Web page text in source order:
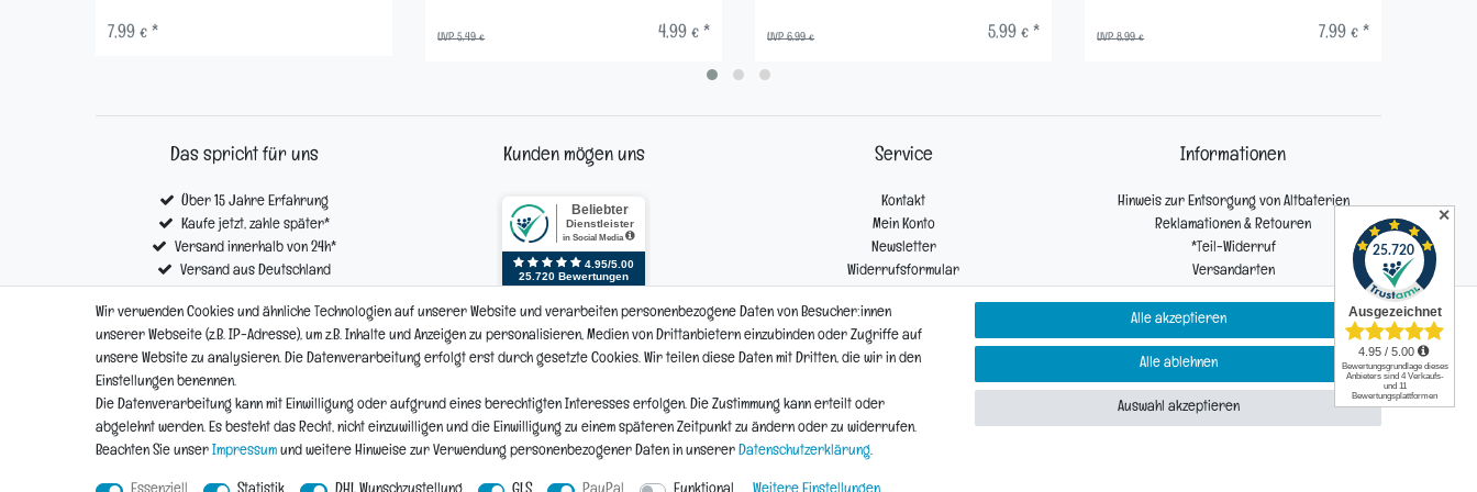
7,99 € * UVP 5,49 € 4,99 € * UVP 6,99 € 5,99 € * UVP 8,99 € 7,99 € *
Das spricht für uns
Über 15 Jahre Erfahrung
Kaufe jetzt, zahle später*
Versand innerhalb von 24h*
Versand aus Deutschland
Kunden mögen uns Service
Kontakt
Mein Konto
Newsletter
Widerrufsformular
Informationen
Hinweis zur Entsorgung von Altbaterien
Reklamationen & Retouren
*Teil-Widerruf
Versandarten
© Copyright 2026 | Alle Rechte vorbehalten.
Wir verwenden Cookies und ähnliche Technologien auf unserer Website und verarbeiten personenbezogene Daten von Besucher:innen
unserer Webseite (z.B. IP-Adresse), um z.B. Inhalte und Anzeigen zu personalisieren, Medien von Drittanbietern einzubinden oder Zugriffe auf
unsere Website zu analysieren. Die Datenverarbeitung erfolgt erst durch gesetzte Cookies. Wir teilen diese Daten mit Dritten, die wir in den
Einstellungen benennen.
Die Datenverarbeitung kann mit Einwilligung oder aufgrund eines berechtigten Interesses erfolgen. Die Zustimmung kann erteilt oder
abgelehnt werden. Es besteht das Recht, nicht einzuwilligen und die Einwilligung zu einem späteren Zeitpunkt zu ändern oder zu widerrufen.
Beachten Sie unser Impressum und weitere Hinweise zur Verwendung personenbezogener Daten in unserer Daten­schutz­erklärung.
Alle akzeptieren
Alle ablehnen
Auswahl akzeptieren
✕